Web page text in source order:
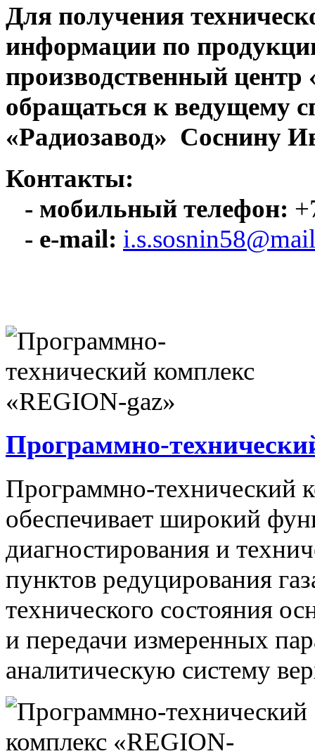
Для получения
информации по
производственный
обращаться к ведущему
«Радиозавод» Соснину
Контакты:
- мобильный телефон:
- e-mail:
Программно-
Программно-технический
обеспечивает широкий
диагностирования и
пунктов редуцирования
технического состояния
и передачи измеренных
аналитическую систему